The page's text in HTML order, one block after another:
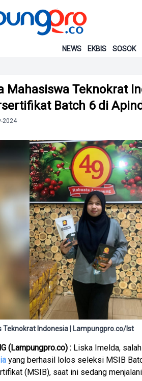
NEWS EKBIS SOSOK
Mahasiswa Teknokrat
Batch 6 di
2024
Teknokrat Indonesia | Lampungpro.co/Ist
(Lampungpro.co) : Liska Imelda,
yang berhasil lolos seleksi MSIB
(MSIB), saat ini sedang